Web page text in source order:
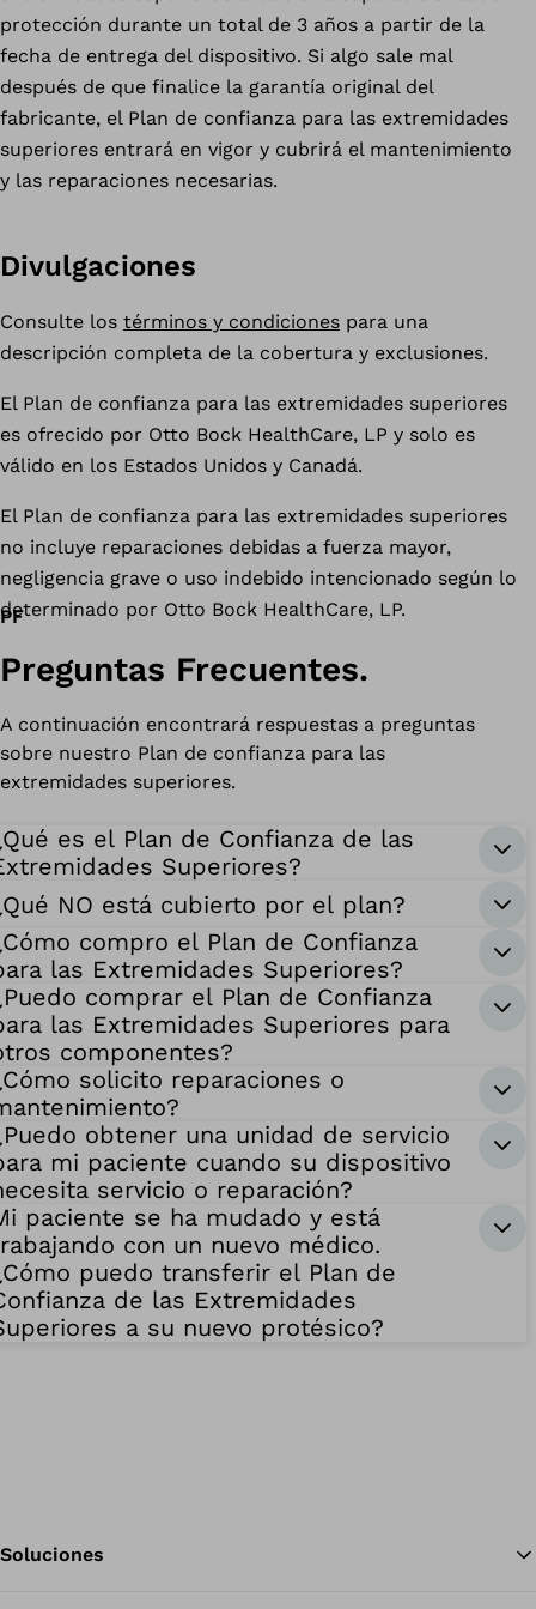
protección durante un total de 3 años a partir de la
fecha de entrega del dispositivo. Si algo sale mal
después de que finalice la garantía original del
fabricante, el Plan de confianza para las extremidades
superiores entrará en vigor y cubrirá el mantenimiento
y las reparaciones necesarias.
Divulgaciones
Consulte los términos y condiciones para una
descripción completa de la cobertura y exclusiones.
El Plan de confianza para las extremidades superiores
es ofrecido por Otto Bock HealthCare, LP y solo es
válido en los Estados Unidos y Canadá.
El Plan de confianza para las extremidades superiores
no incluye reparaciones debidas a fuerza mayor,
negligencia grave o uso indebido intencionado según lo
determinado por Otto Bock HealthCare, LP.
PF
Preguntas Frecuentes.
A continuación encontrará respuestas a preguntas
sobre nuestro Plan de confianza para las
extremidades superiores.
es el Plan de Confianza de las
Superiores?
NO está cubierto por el plan?
compro el Plan de Confianza
las Extremidades Superiores?
comprar el Plan de Confianza
las Extremidades Superiores para
componentes?
solicito reparaciones o
obtener una unidad de servicio
mi paciente cuando su dispositivo
servicio o reparación?
paciente se ha mudado y está
con un nuevo médico.
puedo transferir el Plan de
de las Extremidades
a su nuevo protésico?
Soluciones